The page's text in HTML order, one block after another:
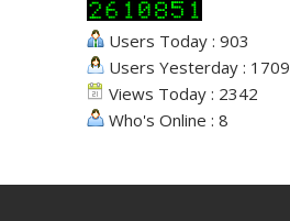
Users Today : 903
Users Yesterday : 1709
Views Today : 2342
Who's Online : 8